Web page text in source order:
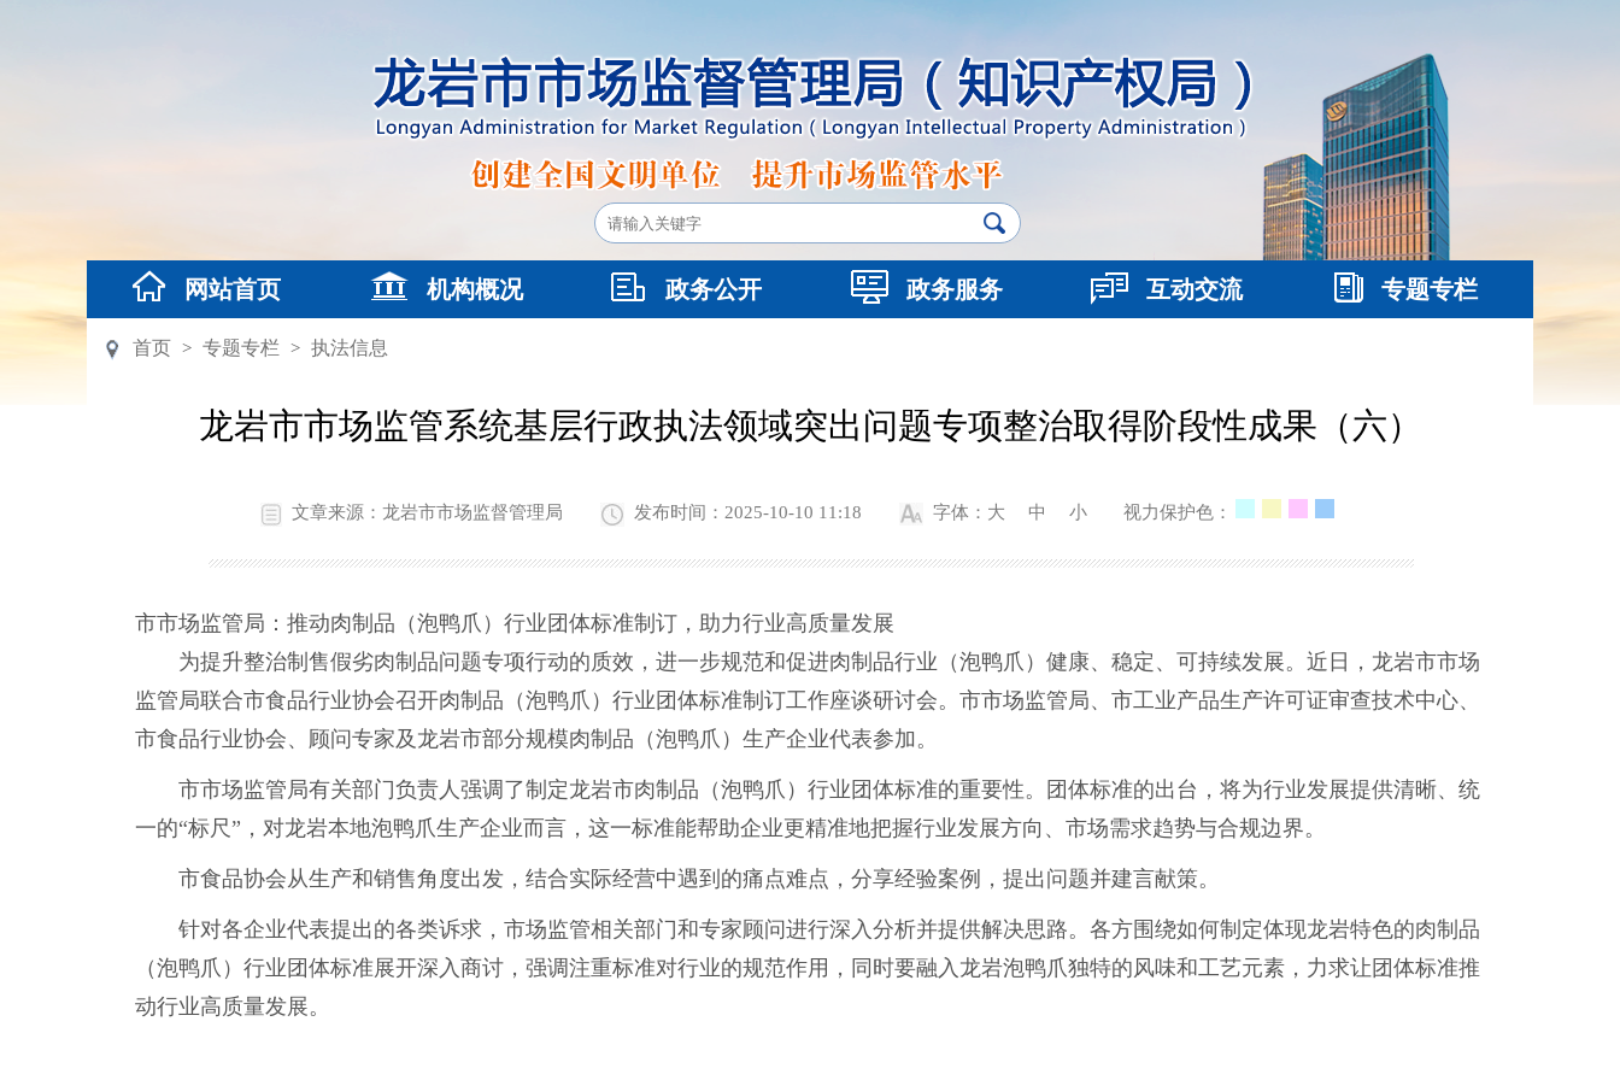
网站首页 机构概况 政务公开 政务服务 互动交流 专题专栏
首页 > 专题专栏 > 执法信息
龙岩市市场监管系统基层行政执法领域突出问题专项整治取得阶段性成果（六）
文章来源：龙岩市市场监督管理局 发布时间：2025-10-10 11:18 字体： 大 中 小 视力保护色：
市市场监管局：推动肉制品（泡鸭爪）行业团体标准制订，助力行业高质量发展
为提升整治制售假劣肉制品问题专项行动的质效，进一步规范和促进肉制品行业（泡鸭爪）健康、稳定、可持续发展。近日，龙岩市市场
监管局联合市食品行业协会召开肉制品（泡鸭爪）行业团体标准制订工作座谈研讨会。市市场监管局、市工业产品生产许可证审查技术中心、
市食品行业协会、顾问专家及龙岩市部分规模肉制品（泡鸭爪）生产企业代表参加。
市市场监管局有关部门负责人强调了制定龙岩市肉制品（泡鸭爪）行业团体标准的重要性。团体标准的出台，将为行业发展提供清晰、统
一的“标尺”，对龙岩本地泡鸭爪生产企业而言，这一标准能帮助企业更精准地把握行业发展方向、市场需求趋势与合规边界。
市食品协会从生产和销售角度出发，结合实际经营中遇到的痛点难点，分享经验案例，提出问题并建言献策。
针对各企业代表提出的各类诉求，市场监管相关部门和专家顾问进行深入分析并提供解决思路。各方围绕如何制定体现龙岩特色的肉制品
（泡鸭爪）行业团体标准展开深入商讨，强调注重标准对行业的规范作用，同时要融入龙岩泡鸭爪独特的风味和工艺元素，力求让团体标准推
动行业高质量发展。